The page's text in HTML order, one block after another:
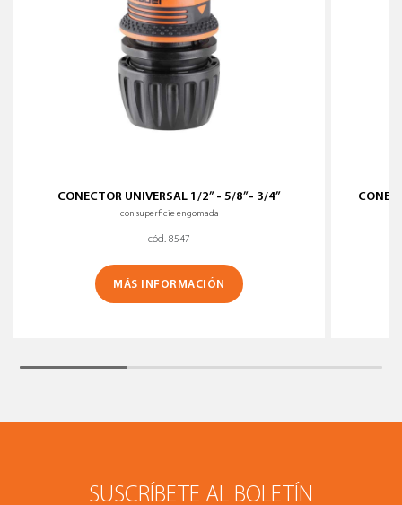
CONECTOR UNIVERSAL 1/2” - 5/8”- 3/4”
con superficie engomada
cód. 8547
MÁS INFORMACIÓN
SUSCRÍBETE AL BOLETÍN